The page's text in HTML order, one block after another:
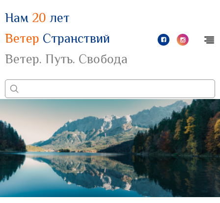
Нам 20 лет
Ветер Странствий
Ветер. Путь. Свобода